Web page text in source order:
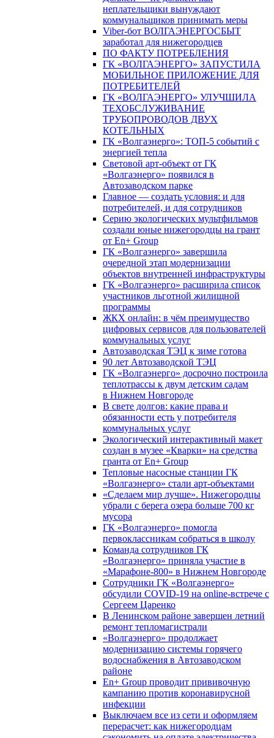
неплательщики вынуждают
коммунальщиков принимать меры
Viber-бот ВОЛГАЭНЕРГОСБЫТ
заработал для нижегородцев
ПО ФАКТУ ПОТРЕБЛЕНИЯ
ГК «ВОЛГАЭНЕРГО» ЗАПУСТИЛА
МОБИЛЬНОЕ ПРИЛОЖЕНИЕ ДЛЯ
ПОТРЕБИТЕЛЕЙ
ГК «ВОЛГАЭНЕРГО» УЛУЧШИЛА
ТЕХОБСЛУЖИВАНИЕ
ТРУБОПРОВОДОВ ДВУХ
КОТЕЛЬНЫХ
ГК «Волгаэнерго»: ТОП-5 событий с
энергией тепла
Световой арт-объект от ГК
«Волгаэнерго» появился в
Автозаводском парке
Главное — создать условия: и для
потребителей, и для сотрудников
Серию экологических мультфильмов
создали юные нижегородцы на грант
от En+ Group
ГК «Волгаэнерго» завершила
очередной этап модернизации
объектов внутренней инфраструктуры
ГК «Волгаэнерго» расширила список
участников льготной жилищной
программы
ЖКХ онлайн: в чём преимущество
цифровых сервисов для пользователей
коммунальных услуг
Автозаводская ТЭЦ к зиме готова
90 лет Автозаводской ТЭЦ
ГК «Волгаэнерго» досрочно построила
теплотрассы к двум детским садам
в Нижнем Новгороде
В свете долгов: какие права и
обязанности есть у потребителя
коммунальных услуг
Экологический интерактивный макет
создан в музее «Кварки» на средства
гранта от En+ Group
Тепловые насосные станции ГК
«Волгаэнерго» стали арт-объектами
«Сделаем мир лучше». Нижегородцы
убрали с берега озера больше 700 кг
мусора
ГК «Волгаэнерго» помогла
первоклассникам собраться в школу
Команда сотрудников ГК
«Волгаэнерго» приняла участие в
«Марафоне-800» в Нижнем Новгороде
Сотрудники ГК «Волгаэнерго»
обсудили COVID-19 на online-встрече с
Сергеем Царенко
В Ленинском районе завершен летний
ремонт тепломагистрали
«Волгаэнерго» продолжает
модернизацию системы горячего
водоснабжения в Автозаводском
районе
En+ Group проводит прививочную
кампанию против коронавирусной
инфекции
Выключаем все из сети и оформляем
перерасчет: как нижегородцам